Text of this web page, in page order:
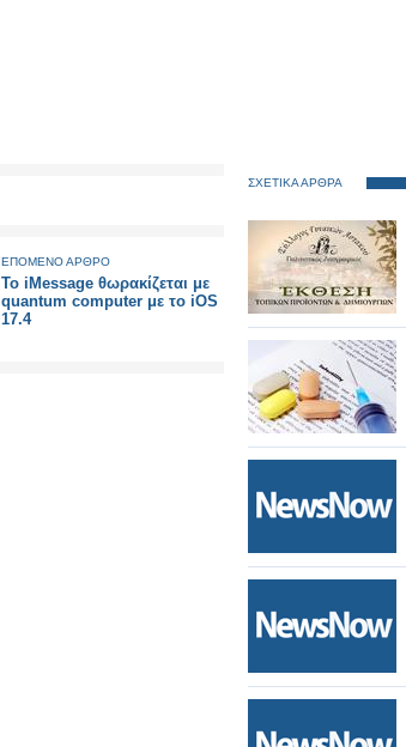
ΕΠΟΜΕΝΟ ΑΡΘΡΟ
To iMessage θωρακίζεται με
quantum computer με το iOS
17.4
ΣΧΕΤΙΚΑ ΑΡΘΡΑ